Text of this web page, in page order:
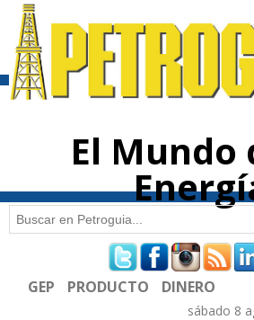
contenido
El Mundo
Formulario de
Buscar
GEP PRODUCTO DINERO
sábado 8